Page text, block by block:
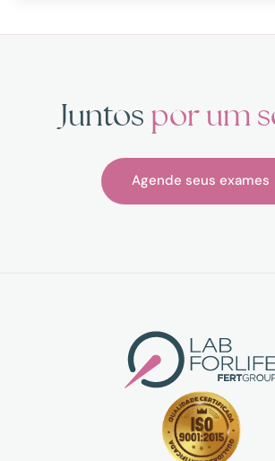
Juntos por um
Agende seus exames